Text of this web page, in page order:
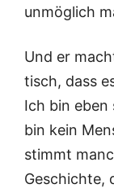
unmög­lich
Und er
tisch, dass
Ich bin eben
bin kein
stimmt
Geschich­te,